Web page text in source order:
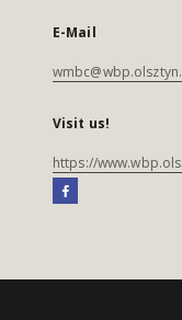
E-Mail
Visit us!
https://